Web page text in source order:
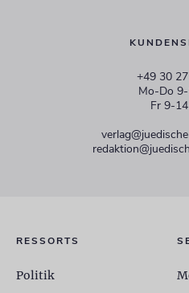
+49 30
Mo-Do
Fr 9-
RESSORTS
Politik